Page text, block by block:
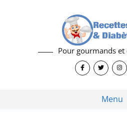
Pour gourmands et
Menu